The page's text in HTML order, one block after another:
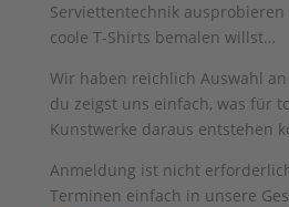
Serviettentechnik
coole T-Shirts bemalen willst…
Wir haben reichlich Auswahl an
du zeigst uns einfach, was für
Kunstwerke daraus entstehen
Anmeldung ist nicht
Terminen einfach in unsere